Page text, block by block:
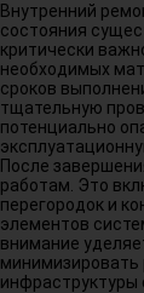
Внутренний
состояния
критически
необходимых
сроков
тщательную
потенциально
После
работам. Это
перегородок и
элементов
внимание
инфраструктуры